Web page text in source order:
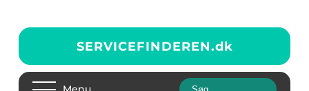
SERVICEFINDEREN.dk